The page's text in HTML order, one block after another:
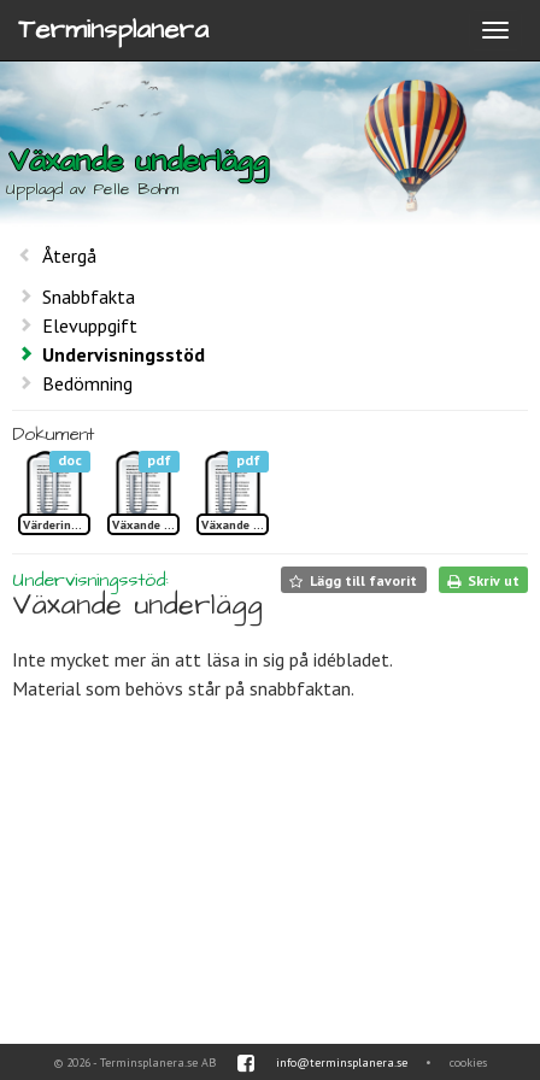
Terminsplanera
Växande underlägg
Upplagd av Pelle Bohm
Återgå
Snabbfakta
Elevuppgift
Undervisningsstöd
Bedömning
Dokument
doc
Värdering Växande underlägg
pdf
Växande underlägg sid 1 TP
pdf
Växande underlägg sid 2 TP
Lägg till favorit Skriv ut
Undervisningsstöd:
Växande underlägg
Inte mycket mer än att läsa in sig på idébladet.
Material som behövs står på snabbfaktan.
© 2026 - Terminsplanera.se AB info@terminsplanera.se • cookies